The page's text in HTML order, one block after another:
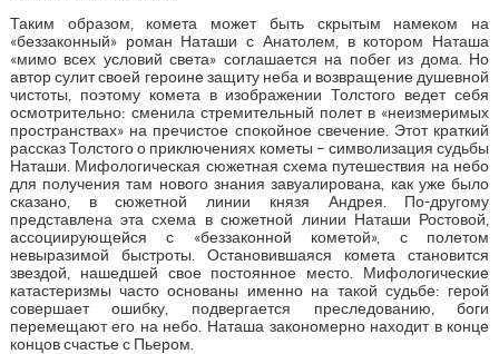
Таким образом, комета может быть скрытым намеком на
«беззаконный» роман Наташи с Анатолем, в котором Наташа
«мимо всех условий света» соглашается на побег из дома. Но
автор сулит своей героине защиту неба и возвращение душевной
чистоты, поэтому комета в изображении Толстого ведет себя
осмотрительно: сменила стремительный полет в «неизмеримых
пространствах» на пречистое спокойное свечение. Этот краткий
рассказ Толстого о приключениях кометы – символизация судьбы
Наташи. Мифологическая сюжетная схема путешествия на небо
для получения там нового знания завуалирована, как уже было
сказано, в сюжетной линии князя Андрея. По-другому
представлена эта схема в сюжетной линии Наташи Ростовой,
ассоциирующейся с «беззаконной кометой», с полетом
невыразимой быстроты. Остановившаяся комета становится
звездой, нашедшей свое постоянное место. Мифологические
катастеризмы часто основаны именно на такой судьбе: герой
совершает ошибку, подвергается преследованию, боги
перемещают его на небо. Наташа закономерно находит в конце
концов счастье с Пьером.